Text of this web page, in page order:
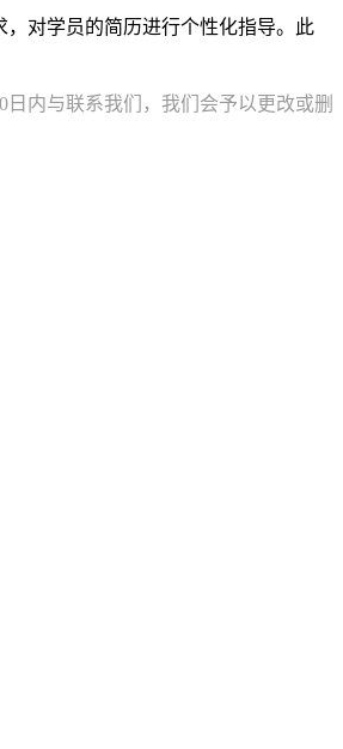
对学员的简历进行个性化指导。此
内与联系我们，我们会予以更改或删